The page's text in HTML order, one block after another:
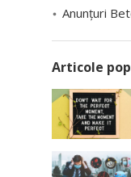
Anunțuri
Articole